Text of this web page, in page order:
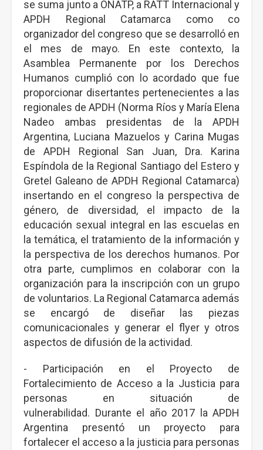
se suma junto a ONATP, a RATT Internacional y
APDH Regional Catamarca como co
organizador del congreso que se desarrolló en
el mes de mayo. En este contexto, la
Asamblea Permanente por los Derechos
Humanos cumplió con lo acordado que fue
proporcionar disertantes pertenecientes a las
regionales de APDH (Norma Ríos y María Elena
Nadeo ambas presidentas de la APDH
Argentina, Luciana Mazuelos y Carina Mugas
de APDH Regional San Juan, Dra. Karina
Espíndola de la Regional Santiago del Estero y
Gretel Galeano de APDH Regional Catamarca)
insertando en el congreso la perspectiva de
género, de diversidad, el impacto de la
educación sexual integral en las escuelas en
la temática, el tratamiento de la información y
la perspectiva de los derechos humanos. Por
otra parte, cumplimos en colaborar con la
organización para la inscripción con un grupo
de voluntarios. La Regional Catamarca además
se encargó de diseñar las piezas
comunicacionales y generar el flyer y otros
aspectos de difusión de la actividad.
- Participación en el Proyecto de
Fortalecimiento de Acceso a la Justicia para
personas en situación de
vulnerabilidad. Durante el año 2017 la APDH
Argentina presentó un proyecto para
fortalecer el acceso a la justicia para personas